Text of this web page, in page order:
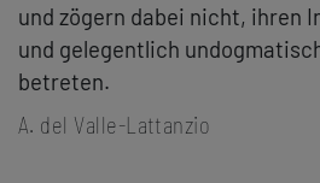
und zögern dabei nicht, ihren
und gelegentlich
betreten.
A. del Valle-Lattanzio